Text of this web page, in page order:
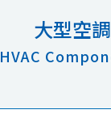
大型空調
HVAC